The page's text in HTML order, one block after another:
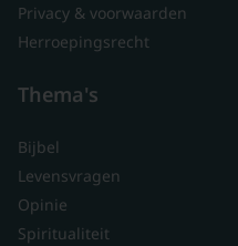
Privacy & voorwaarden
Herroepingsrecht
Thema's
Bijbel
Levensvragen
Opinie
Spiritualiteit